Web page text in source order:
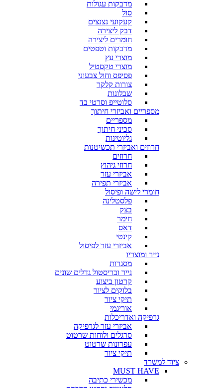
מדבקות עגולות
סול
קעקועי נצנצים
דבק ליצירה
חומרים ליצירה
מדבקות וטפטים
מוצרי עץ
מוצרי טקסטיל
פסיפס וחול צבעוני
צורות קלקר
שבלונות
סלוטייפ וסרטי בד
מספריים ואביזרי חיתוך
מספריים
סכיני חיתוך
גליוטינות
חרוזים ואביזרי תכשיטנות
חרוזים
חרוזי גיהוץ
אביזרי עזר
אביזרי תפירה
חומרי לישה ופיסול
פלסטלינה
בצק
חימר
דאס
קינטי
אביזרי עזר לפיסול
נייר ומוצריו
מסגרות
נייר ובריסטול גדלים שונים
קרטון ביצוע
בלוקים לציור
תיקי ציור
אוריגמי
גרפיקה ואדריכלות
אביזרי עזר לגרפיקה
סרגלים ולוחות שרטוט
עפרונות שרטוט
תיקי ציור
ציוד למשרד
MUST HAVE
מכשירי כתיבה